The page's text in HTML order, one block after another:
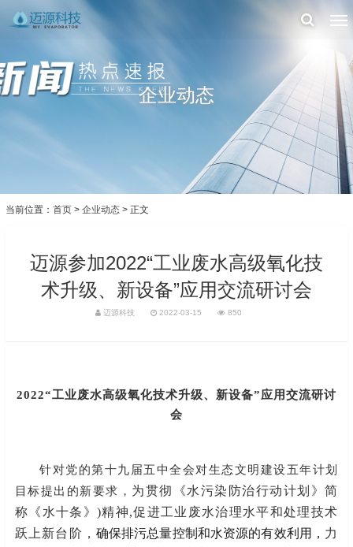
企业动态
当前位置： 首页 > 企业动态 > 正文
迈源参加2022“工业废水高级氧化技
术升级、新设备”应用交流研讨会
迈源科技 2022-03-15 850
2022“工业废水高级氧化技术升级、新设备”应用交流研讨
会
针对党的第十九届五中全会对生态文明建设五年计划
目标提出 的新要求 ， 为贯彻《水污染防治行动计划》简
称《水十条》 )精神,促进工业废水治理水平和处理技术
跃上新台阶 ， 确保排污总量控制和水资源的有效利用， 力